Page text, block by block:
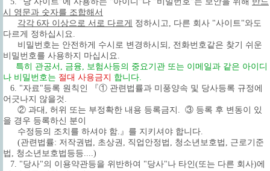
시 영문과 숫자를 조합해서
각각 6자 이상으로 서로 다르게
정하시고, 다른 회사 "사이트"와도
다르게 정하십시요.
비밀번호는 안전하게 수시로 변경하시되, 전화번호같은 찾기 쉬운
비밀번호를 사용하지 마십시요.
특히 관공서, 금융, 보험사등의 중요기관 또는 이메일과 같은 아이디
나 비밀번호는 절대 사용금지
합니다.
6. "자료"등록 원칙인 『① 관련법률과 미풍양속 및 당사등록 규정에
어긋나지 않을것.
② 과대, 허위 또는 부정확한 내용 등록금지. ③ 등록 후 변동이 있
을 경우 등록하신 분이
수정등의 조치를 하셔야 함.』를 지키셔야 합니다.
(관련법률: 저작권법, 초상권, 직업안정법, 청소년보호법, 근로기준
법, 청소년보호법등등....)
7. "당사"의 이용약관등을 위반하여 "당사"나 타인(또는 다른 회사)에